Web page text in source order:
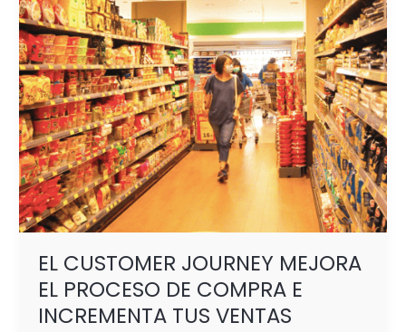
EL CUSTOMER JOURNEY MEJORA
EL PROCESO DE COMPRA E
INCREMENTA TUS VENTAS
DE
COMPRA
E
INCREMENTA
TUS VENTAS